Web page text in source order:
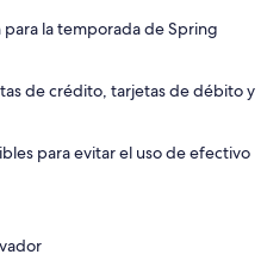
la temporada de Spring
de crédito, tarjetas de débito y
para evitar el uso de efectivo